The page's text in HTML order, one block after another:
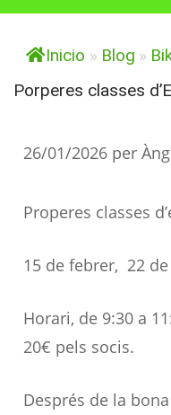
Inicio » Blog »
Porperes classes
26/01/2026 per
Properes classes
15 de febrer, 22
Horari, de 9:30 a
20€ pels socis.
Després de la